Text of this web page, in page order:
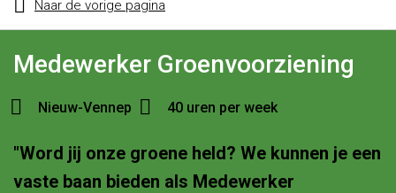
Naar de vorige pagina
Medewerker Groenvoorziening
Nieuw-Vennep 40 uren per week
"Word jij onze groene held? We kunnen je een
vaste baan bieden als Medewerker